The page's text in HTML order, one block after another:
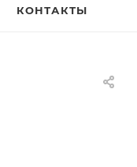
КОНТАКТЫ